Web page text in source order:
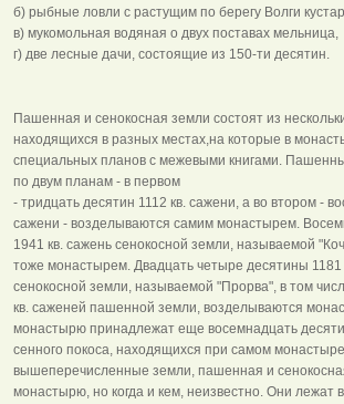
б) рыбные ловли с растущим по берегу Волги
в) мукомольная водяная о двух поставах мельница,
г) две лесные дачи, состоящие из 150-ти десятин.
Пашенная и сенокосная земли состоят из
находящихся в разных местах,на которые в
специальных планов с межевыми книгами.
по двум планам - в первом
- тридцать десятин 1112 кв. сажени, а во втором -
сажени - возделываются самим монастырем.
1941 кв. сажень сенокосной земли, называемой
тоже монастырем. Двадцать четыре десятины 1181
сенокосной земли, называемой "Прорва", в том
кв. саженей пашенной земли, возделываются
монастырю принадлежат еще восемнадцать
сенного покоса, находящихся при самом
вышеперечисленные земли, пашенная и
монастырю, но когда и кем, неизвестно. Они лежат